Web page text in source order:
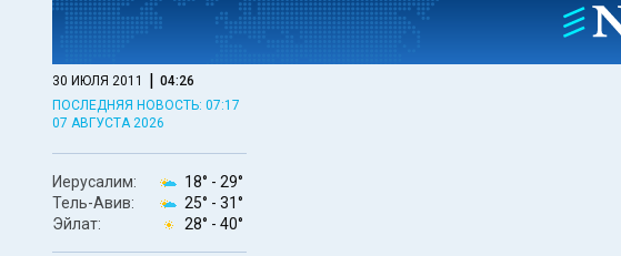
30 ИЮЛЯ 2011 | 04:26
ПОСЛЕДНЯЯ НОВОСТЬ: 07:17
07 АВГУСТА 2026
Иерусалим: 18° - 29°
Тель-Авив:
25° - 31°
Эйлат:
28° - 40°